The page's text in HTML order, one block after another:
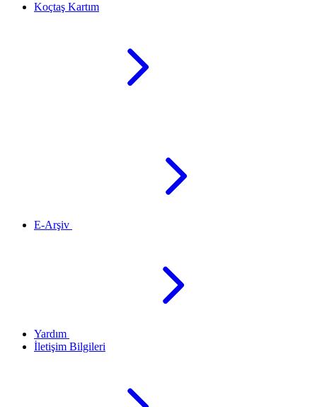
Koçtaş Kartım
E-Arşiv
Yardım
İletişim Bilgileri